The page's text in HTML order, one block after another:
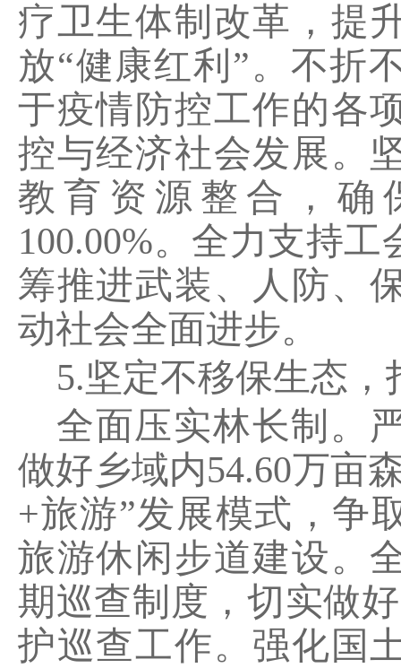
疗卫生体制改革，提
放“健康红利 ”。不折
于疫情防控工作的各
控与经济社会发展。
教育资源整合，确
100.00%。全力支持工
筹推进武装、人防、
动社会全面进步。
5.坚定不移保生态
全面压实林长制。
做好乡域内54.60万亩
+旅游”发展模式，争
旅游休闲步道建设。
期巡查制度，切实做
护巡查工作。强化国